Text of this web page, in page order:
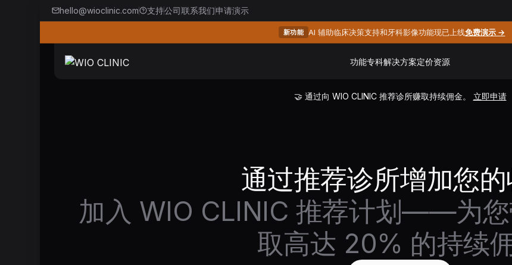
hello@wioclinic.com 支持公司联系我们申请演示
新功能 AI 辅助临床决策支持和牙科影像功能现已上线免费演示 →
功能专科解决方案定价资源
🤝 通过向 WIO CLINIC 推荐诊所赚取持续佣金。 立即申请
通过推荐诊所增加您的
加入 WIO CLINIC 推荐计划——为您
取高达 20% 的持续